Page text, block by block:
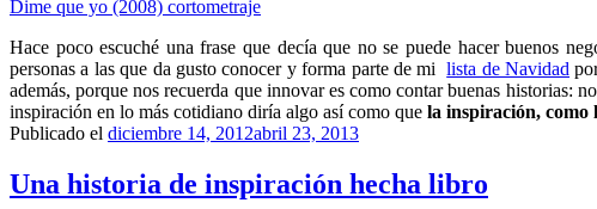
Dime que yo (2008) cortometraje
Hace poco escuché una frase que decía que no se puede hacer buenos
personas a las que da gusto conocer y forma parte de milista de Navidad
además, porque nos recuerda que innovar es como contar buenas historias:
inspiración en lo más cotidiano diría algo así como que la inspiración, como
Publicado el diciembre 14, 2012abril 23, 2013
Una historia de inspiración hecha libro